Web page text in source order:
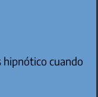
hipnótico cuando